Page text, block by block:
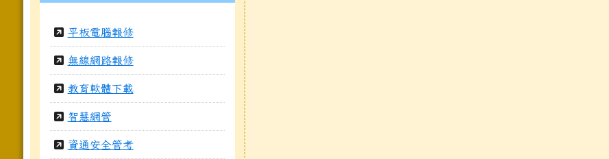
平板電腦報修
無線網路報修
教育軟體下載
智慧網管
資通安全管考